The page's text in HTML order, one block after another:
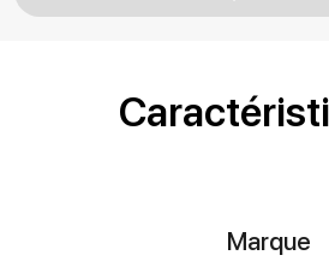
Marque